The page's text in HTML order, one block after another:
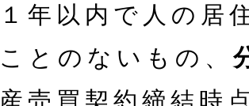
１年以内で人の居
ことのないもの、
産売買契約締結時